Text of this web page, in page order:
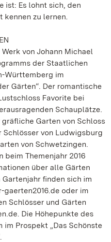
ist: Es lohnt sich, den
kennen zu lernen.
von Johann Michael
der Staatlichen
Württemberg im
Gärten“. Der romantische
Favorite bei
Schauplätze.
Garten von Schloss
Schlösser von Ludwigsburg
von Schwetzingen.
beim Themenjahr 2016
über alle Gärten
finden sich im
oder im
Schlösser und Gärten
Die Höhepunkte des
im Prospekt „Das Schönste